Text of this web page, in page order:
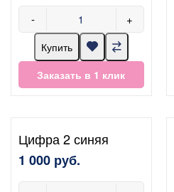
- +
Купить
Заказать в 1 клик
Цифра 2 синяя
1 000 руб.